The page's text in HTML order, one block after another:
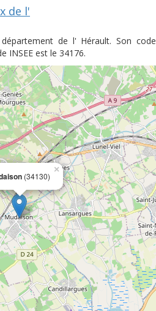
de l'
de l' Hérault. Son code
INSEE est le 34176.
(34130)
×